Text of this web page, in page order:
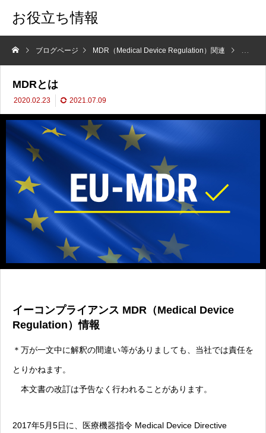
お役立ち情報
ブログページ MDR（Medical Device Regulation）関連 MDR
MDRとは
2020.02.23 2021.07.09
イーコンプライアンス MDR（Medical Device
Regulation）情報
＊万が一文中に解釈の間違い等がありましても、当社では責任を
とりかねます。
本文書の改訂は予告なく行われることがあります。
2017年5月5日に、医療機器指令 Medical Device Directive